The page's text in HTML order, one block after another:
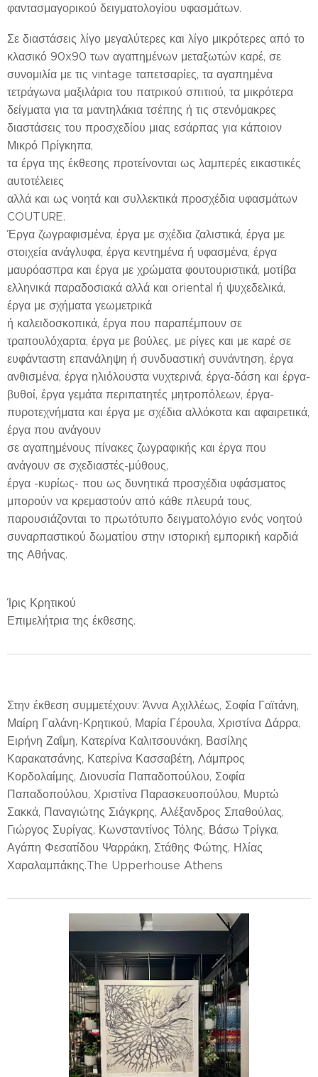
φαντασμαγορικού δειγματολογίου υφασμάτων.
Σε διαστάσεις λίγο μεγαλύτερες και λίγο μικρότερες από το
κλασικό 90x90 των αγαπημένων μεταξωτών καρέ, σε
συνομιλία με τις vintage ταπετσαρίες, τα αγαπημένα
τετράγωνα μαξιλάρια του πατρικού σπιτιού, τα μικρότερα
δείγματα για τα μαντηλάκια τσέπης ή τις στενόμακρες
διαστάσεις του προσχεδίου μιας εσάρπας για κάποιον
Μικρό Πρίγκηπα,
τα έργα της έκθεσης προτείνονται ως λαμπερές εικαστικές
αυτοτέλειες
αλλά και ως νοητά και συλλεκτικά προσχέδια υφασμάτων
COUTURE.
Έργα ζωγραφισμένα, έργα με σχέδια ζαλιστικά, έργα με
στοιχεία ανάγλυφα, έργα κεντημένα ή υφασμένα, έργα
μαυρόασπρα και έργα με χρώματα φουτουριστικά, μοτίβα
ελληνικά παραδοσιακά αλλά και oriental ή ψυχεδελικά,
έργα με σχήματα γεωμετρικά
ή καλειδοσκοπικά, έργα που παραπέμπουν σε
τραπουλόχαρτα, έργα με βούλες, με ρίγες και με καρέ σε
ευφάνταστη επανάληψη ή συνδυαστική συνάντηση, έργα
ανθισμένα, έργα ηλιόλουστα νυχτερινά, έργα-δάση και έργα-
βυθοί, έργα γεμάτα περιπατητές μητροπόλεων, έργα-
πυροτεχνήματα και έργα με σχέδια αλλόκοτα και αφαιρετικά,
έργα που ανάγουν
σε αγαπημένους πίνακες ζωγραφικής και έργα που
ανάγουν σε σχεδιαστές-μύθους,
έργα -κυρίως- που ως δυνητικά προσχέδια υφάσματος
μπορούν να κρεμαστούν από κάθε πλευρά τους,
παρουσιάζονται το πρωτότυπο δειγματολόγιο ενός νοητού
συναρπαστικού δωματίου στην ιστορική εμπορική καρδιά
της Αθήνας.
Ίρις Κρητικού
Επιμελήτρια της έκθεσης.
Στην έκθεση συμμετέχουν: Άννα Αχιλλέως, Σοφία Γαϊτάνη,
Μαίρη Γαλάνη-Κρητικού, Μαρία Γέρουλα, Χριστίνα Δάρρα,
Ειρήνη Ζαΐμη, Κατερίνα Καλιτσουνάκη, Βασίλης
Καρακατσάνης, Κατερίνα Κασσαβέτη, Λάμπρος
Κορδολαίμης, Διονυσία Παπαδοπούλου, Σοφία
Παπαδοπούλου, Χριστίνα Παρασκευοπούλου, Μυρτώ
Σακκά, Παναγιώτης Σιάγκρης, Αλέξανδρος Σπαθούλας,
Γιώργος Συρίγας, Κωνσταντίνος Τόλης, Βάσω Τρίγκα,
Αγάπη Φεσατίδου Ψαρράκη, Στάθης Φώτης, Ηλίας
Χαραλαμπάκης.The Upperhouse Athens